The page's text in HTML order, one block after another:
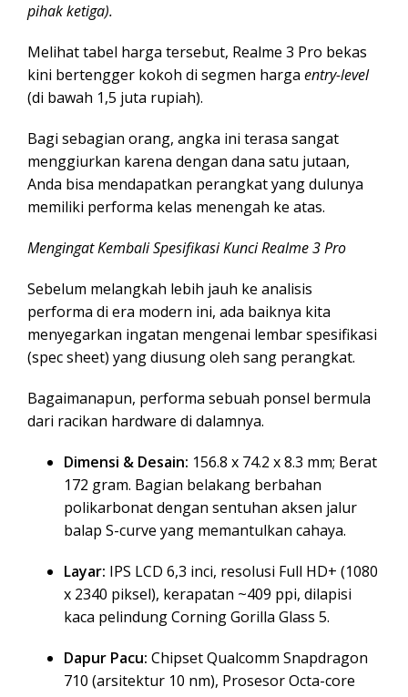
pihak ketiga).
Melihat tabel harga tersebut, Realme 3 Pro bekas
kini bertengger kokoh di segmen harga entry-level
(di bawah 1,5 juta rupiah).
Bagi sebagian orang, angka ini terasa sangat
menggiurkan karena dengan dana satu jutaan,
Anda bisa mendapatkan perangkat yang dulunya
memiliki performa kelas menengah ke atas.
Mengingat Kembali Spesifikasi Kunci Realme 3 Pro
Sebelum melangkah lebih jauh ke analisis
performa di era modern ini, ada baiknya kita
menyegarkan ingatan mengenai lembar spesifikasi
(spec sheet) yang diusung oleh sang perangkat.
Bagaimanapun, performa sebuah ponsel bermula
dari racikan hardware di dalamnya.
Dimensi & Desain: 156.8 x 74.2 x 8.3 mm; Berat
172 gram. Bagian belakang berbahan
polikarbonat dengan sentuhan aksen jalur
balap S-curve yang memantulkan cahaya.
Layar: IPS LCD 6,3 inci, resolusi Full HD+ (1080
x 2340 piksel), kerapatan ~409 ppi, dilapisi
kaca pelindung Corning Gorilla Glass 5.
Dapur Pacu: Chipset Qualcomm Snapdragon
710 (arsitektur 10 nm), Prosesor Octa-core